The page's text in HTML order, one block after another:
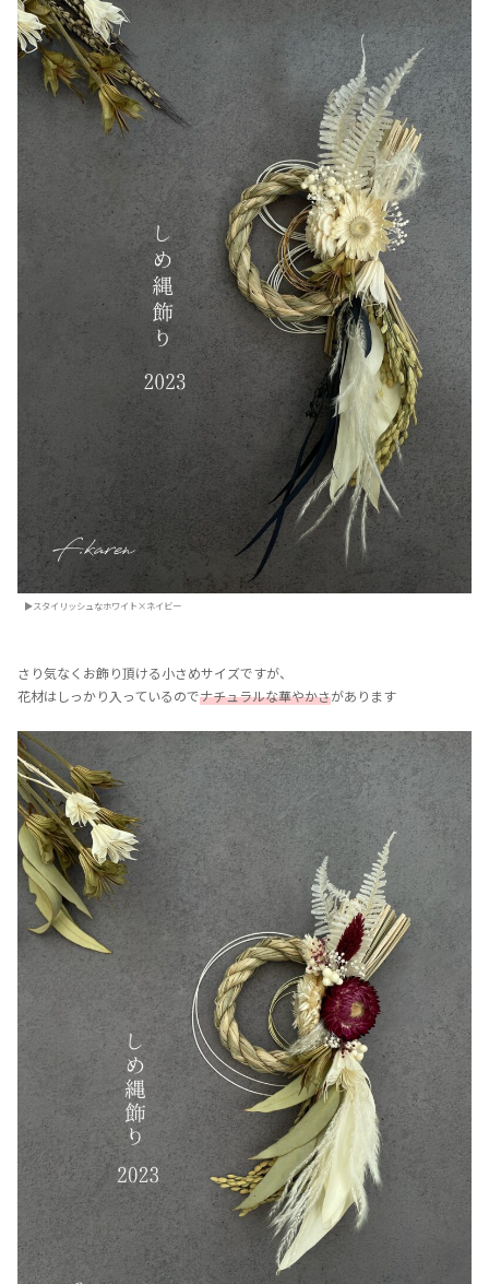
▶スタイリッシュなホワイト×ネイビー
⁡さり気なくお飾り頂ける小さめサイズですが、
花材はしっかり入っているのでナチュラルな華やかさがあります